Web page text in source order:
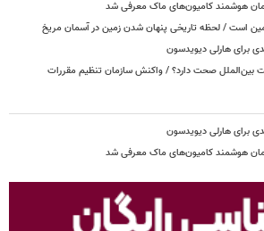
هوشمند کامیون‌های ماک معرفی شد
است / لحظه تاریخی پنهان شدن زمین در آسمان مریخ
برای هارلی دیویدسون
برای هارلی دیویدسون
هوشمند کامیون‌های ماک معرفی شد